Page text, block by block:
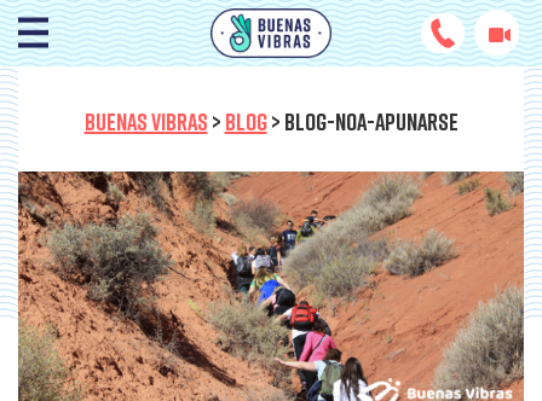
BUENAS VIBRAS > BLOG> BLOG-NOA-APUNARSE